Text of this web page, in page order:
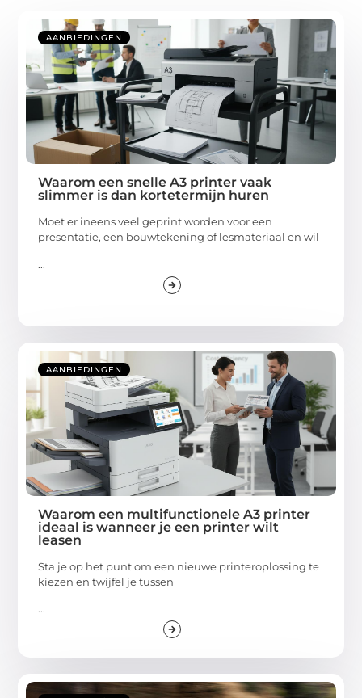
AANBIEDINGEN
Waarom een snelle A3 printer vaak
slimmer is dan kortetermijn huren
Moet er ineens veel geprint worden voor een
presentatie, een bouwtekening of lesmateriaal en wil
...
AANBIEDINGEN
Waarom een multifunctionele A3 printer
ideaal is wanneer je een printer wilt
leasen
Sta je op het punt om een nieuwe printeroplossing te
kiezen en twijfel je tussen
...